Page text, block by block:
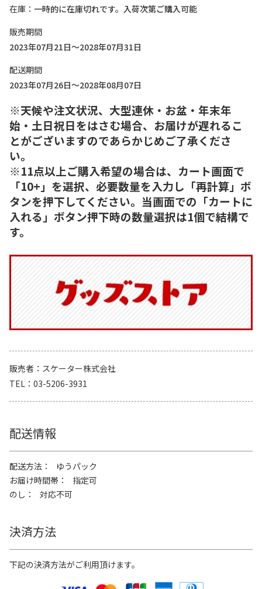
在庫
一時的に在庫切れです。入荷次第ご購入可能
販売期間
2023年07月21日～2028年07月31日
配送期間
2023年07月26日～2028年08月07日
※天候や注文状況、大型連休・お盆・年末年
始・土日祝日をはさむ場合、お届けが遅れるこ
とがございますのであらかじめご了承くださ
い。
※11点以上ご購入希望の場合は、カート画面で
「10+」を選択、必要数量を入力し「再計算」ボ
タンを押下してください。当画面での「カートに
入れる」ボタン押下時の数量選択は1個で結構で
す。
販売者
スケーター株式会社
TEL
03-5206-3931
配送情報
配送方法
ゆうパック
お届け時間帯
指定可
のし
対応不可
決済方法
下記の決済方法がご利用頂けます。